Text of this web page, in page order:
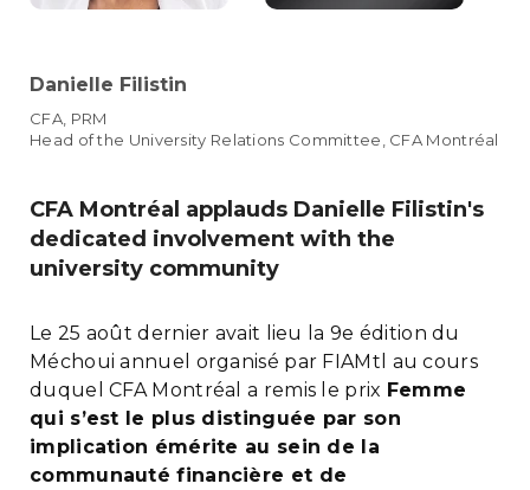
CFA Montréal applauds Danielle Filistin's
dedicated involvement with the
university community
Le 25 août dernier avait lieu la 9e édition du
Méchoui annuel organisé par FIAMtl au cours
duquel CFA Montréal a remis le prix Femme
qui s’est le plus distinguée par son
implication émérite au sein de la
communauté financière et de
Danielle Filistin
CFA, PRM
Head of the University Relations Committee, CFA Montréal